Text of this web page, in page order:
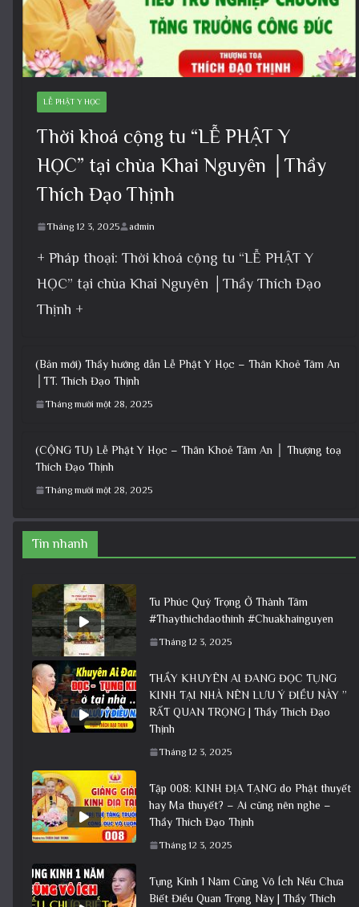
LỄ PHẬT Y HỌC
Thời khoá cộng tu “LỄ PHẬT Y
HỌC” tại chùa Khai Nguyên │Thầy
Thích Đạo Thịnh
Tháng 12 3, 2025 admin
+ Pháp thoại: Thời khoá cộng tu “LỄ PHẬT Y
HỌC” tại chùa Khai Nguyên │Thầy Thích Đạo
Thịnh +
(Bản mới) Thầy hướng dẫn Lễ Phật Y Học – Thân Khoẻ Tâm An
│TT. Thích Đạo Thịnh
Tháng mười một 28, 2025
(CỘNG TU) Lễ Phật Y Học – Thân Khoẻ Tâm An │ Thượng toạ
Thích Đạo Thịnh
Tháng mười một 28, 2025
Tin nhanh
Tu Phúc Quý Trọng Ở Thành Tâm
#Thaythichdaothinh #Chuakhainguyen
Tháng 12 3, 2025
THẦY KHUYÊN AI ĐANG ĐỌC TỤNG
KINH TẠI NHÀ NÊN LƯU Ý ĐIỀU NÀY ”
RẤT QUAN TRỌNG | Thầy Thích Đạo
Thịnh
Tháng 12 3, 2025
Tập 008: KINH ĐỊA TẠNG do Phật thuyết
hay Ma thuyết? – Ai cũng nên nghe –
Thầy Thích Đạo Thịnh
Tháng 12 3, 2025
Tụng Kinh 1 Năm Cũng Vô Ích Nếu Chưa
Biết Điều Quan Trọng Này | Thầy Thích